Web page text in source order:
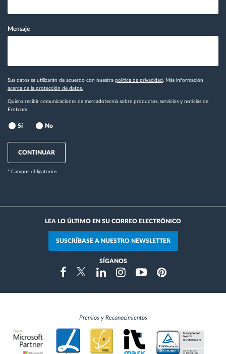
Mensaje
Sus datos se utilizarán de acuerdo con nuestra política de privacidad . Más información
acerca de la protección de datos.
Quiero recibir comunicaciones de mercadotecnia sobre productos, servicios y noticias de
Frotcom.
Sí No
CONTINUAR
* Campos obligatorios
LEA LO ÚLTIMO EN SU CORREO ELECTRÓNICO
SUSCRÍBASE A NUESTRO NEWSLETTER
SÍGANOS
FacebookTwitterLinkedinInstragramYoutubePinterest
Premios y Reconocimientos